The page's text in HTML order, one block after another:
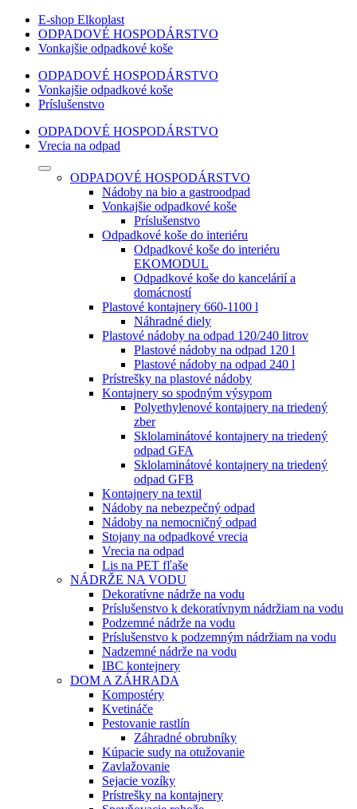
E-shop Elkoplast
ODPADOVÉ HOSPODÁRSTVO
Vonkajšie odpadkové koše
ODPADOVÉ HOSPODÁRSTVO
Vonkajšie odpadkové koše
Príslušenstvo
ODPADOVÉ HOSPODÁRSTVO
Vrecia na odpad
ODPADOVÉ HOSPODÁRSTVO
Nádoby na bio a gastroodpad
Vonkajšie odpadkové koše
Príslušenstvo
Odpadkové koše do interiéru
Odpadkové koše do interiéru
EKOMODUL
Odpadkové koše do kancelárií a
domácností
Plastové kontajnery 660-1100 l
Náhradné diely
Plastové nádoby na odpad 120/240 litrov
Plastové nádoby na odpad 120 l
Plastové nádoby na odpad 240 l
Prístrešky na plastové nádoby
Kontajnery so spodným výsypom
Polyethylenové kontajnery na triedený
zber
Sklolaminátové kontajnery na triedený
odpad GFA
Sklolaminátové kontajnery na triedený
odpad GFB
Kontajnery na textil
Nádoby na nebezpečný odpad
Nádoby na nemocničný odpad
Stojany na odpadkové vrecia
Vrecia na odpad
Lis na PET fľaše
NÁDRŽE NA VODU
Dekoratívne nádrže na vodu
Príslušenstvo k dekoratívnym nádržiam na vodu
Podzemné nádrže na vodu
Príslušenstvo k podzemným nádržiam na vodu
Nadzemné nádrže na vodu
IBC kontejnery
DOM A ZÁHRADA
Kompostéry
Kvetináče
Pestovanie rastlín
Záhradné obrubníky
Kúpacie sudy na otužovanie
Zavlažovanie
Sejacie vozíky
Prístrešky na kontajnery